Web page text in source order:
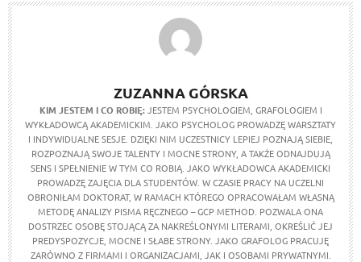
ZUZANNA GÓRSKA
KIM JESTEM I CO ROBIĘ:JESTEM PSYCHOLOGIEM, GRAFOLOGIEM I
WYKŁADOWCĄ AKADEMICKIM. JAKO PSYCHOLOG PROWADZĘ WARSZTATY
I INDYWIDUALNE SESJE. DZIĘKI NIM UCZESTNICY LEPIEJ POZNAJĄ SIEBIE,
ROZPOZNAJĄ SWOJE TALENTY I MOCNE STRONY, A TAKŻE ODNAJDUJĄ
SENS I SPEŁNIENIE W TYM CO ROBIĄ. JAKO WYKŁADOWCA AKADEMICKI
PROWADZĘ ZAJĘCIA DLA STUDENTÓW. W CZASIE PRACY NA UCZELNI
OBRONIŁAM DOKTORAT, W RAMACH KTÓREGO OPRACOWAŁAM WŁASNĄ
METODĘ ANALIZY PISMA RĘCZNEGO – GCP METHOD. POZWALA ONA
DOSTRZEC OSOBĘ STOJĄCĄ ZA NAKREŚLONYMI LITERAMI, OKREŚLIĆ JEJ
PREDYSPOZYCJE, MOCNE I SŁABE STRONY. JAKO GRAFOLOG PRACUJĘ
ZARÓWNO Z FIRMAMI I ORGANIZACJAMI, JAK I OSOBAMI PRYWATNYMI.